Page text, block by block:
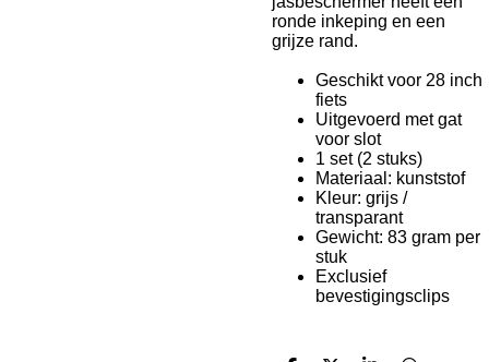
ronde inkeping en een
grijze rand.
Geschikt voor 28 inch
fiets
Uitgevoerd met gat
voor slot
1 set (2 stuks)
Materiaal: kunststof
Kleur: grijs /
transparant
Gewicht: 83 gram per
stuk
Exclusief
bevestigingsclips